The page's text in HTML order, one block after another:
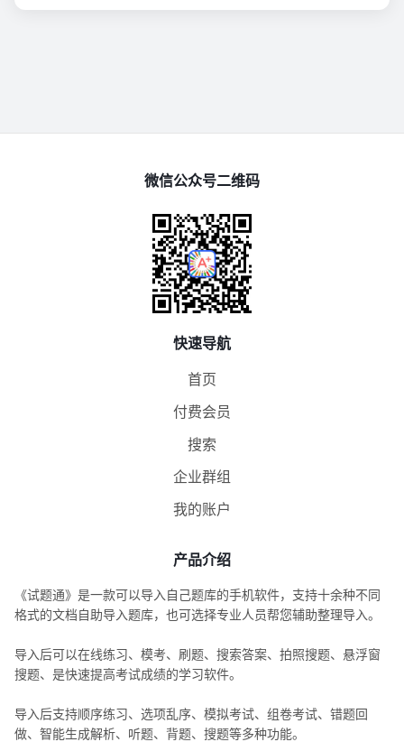
微信公众号二维码
快速导航
首页
付费会员
搜索
企业群组
我的账户
产品介绍
《试题通》是一款可以导入自己题库的手机软件，支持十余种不同
格式的文档自助导入题库，也可选择专业人员帮您辅助整理导入。
导入后可以在线练习、模考、刷题、搜索答案、拍照搜题、悬浮窗
搜题、是快速提高考试成绩的学习软件。
导入后支持顺序练习、选项乱序、模拟考试、组卷考试、错题回
做、智能生成解析、听题、背题、搜题等多种功能。